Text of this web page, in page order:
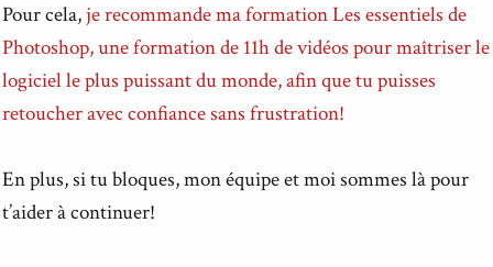
Pour cela,je recommande ma formation Les essentiels de
Photoshop, une formation de 11h de vidéos pour maîtriser le
logiciel le plus puissant du monde, afin que tu puisses
retoucher avec confiance sans frustration!
En plus, si tu bloques, mon équipe et moi sommes là pour
t’aider à continuer!